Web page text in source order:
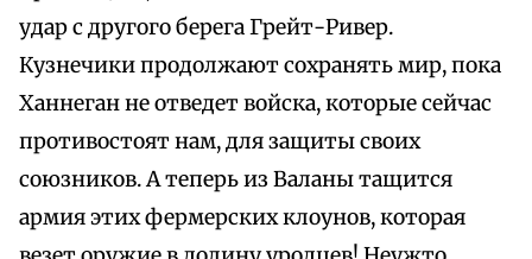
удар с другого берега Грейт-Ривер.
Кузнечики продолжают сохранять мир, пока
Ханнеган не отведет войска, которые сейчас
противостоят нам, для защиты своих
союзников. А теперь из Валаны тащится
армия этих фермерских клоунов, которая